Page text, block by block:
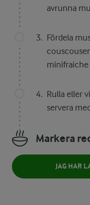
avrunna
Fördela
Rulla eller
servera
Markera
JAG HAR